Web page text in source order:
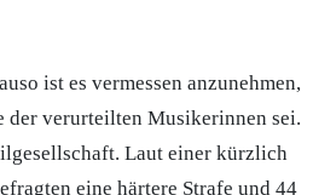
ist es vermessen anzunehmen,
der verurteilten Musikerinnen sei.
Laut einer kürzlich
eine härtere Strafe und 44